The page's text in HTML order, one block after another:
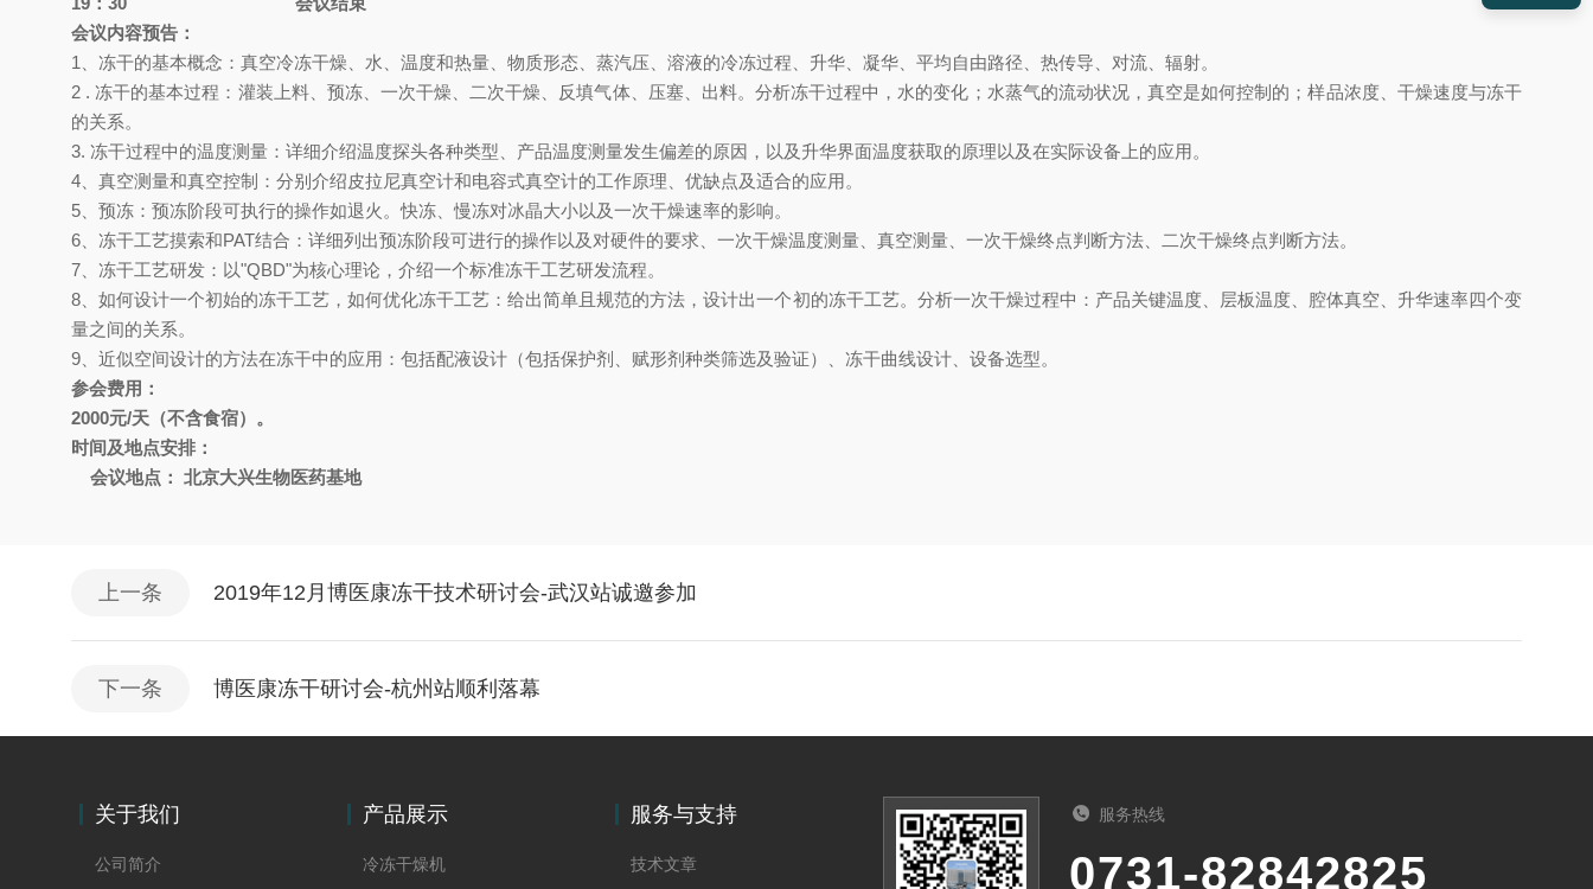
会议内容预告：
1
、冻干的基本概念：真空冷冻干燥、水、温度和热量、物质形态、蒸汽压、溶液的冷冻过程、升华、凝华、平均自由路径、热传导、对流、辐射。
2 .冻干的基本过程：灌装上料、预冻、一次干燥、二次干燥、反填气体、压塞、出料。分析冻干过程中，水的变化；水蒸气的流动状况，真空是如何控制的；样品浓度、干燥速度与冻干
的关系。
3. 冻干过程中的温度测量：详细介绍温度探头各种类型、产品温度测量发生偏差的原因，以及升华界面温度获取的原理以及在实际设备上的应用。
4 、真空测量和真空控制：分别介绍皮拉尼真空计和电容式真空计的工作原理、优缺点及适合的应用。
5 、预冻：预冻阶段可执行的操作如退火。快冻、慢冻对冰晶大小以及一次干燥速率的影响。
6 、冻干工艺摸索和PAT结合：详细列出预冻阶段可进行的操作以及对硬件的要求、一次干燥温度测量、真空测量、一次干燥终点判断方法、二次干燥终点判断方法。
7 、冻干工艺研发：以"QBD"为核心理论，介绍一个标准冻干工艺研发流程。
8 、如何设计一个初始的冻干工艺，如何优化冻干工艺：给出简单且规范的方法，设计出一个初的冻干工艺。分析一次干燥过程中：产品关键温度、层板温度、腔体真空、升华速率四个变
量之间的关系。
9 、近似空间设计的方法在冻干中的应用：包括配液设计（包括保护剂、赋形剂种类筛选及验证）、冻干曲线设计、设备选型。
参会费用：
2000元/天（不含食宿） 。
时间及地点安排：
会议地点： 北京大兴生物医药基地
上一条 2019年12月博医康冻干技术研讨会-武汉站诚邀参加
下一条 博医康冻干研讨会-杭州站顺利落幕
关于我们
公司简介
产品展示
冷冻干燥机
服务与支持
技术文章
服务热线
0731-82842825